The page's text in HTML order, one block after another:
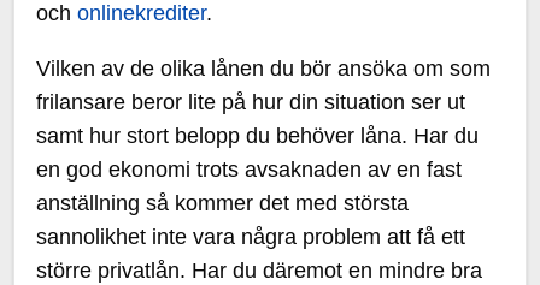
ochonlinekrediter.
Vilken av de olika lånen du bör ansöka om som
frilansare beror lite på hur din situation ser ut
samt hur stort belopp du behöver låna. Har du
en god ekonomi trots avsaknaden av en fast
anställning så kommer det med största
sannolikhet inte vara några problem att få ett
större privatlån. Har du däremot en mindre bra